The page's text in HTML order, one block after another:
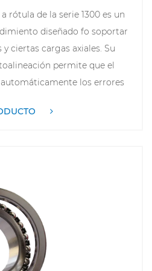
rótula de la serie 1300 es un
diseñado fo soportar
ciertas cargas axiales. Su
permite que el
los errores
la
equipo durante el
de rodamientos se usa
transmisiones, maquinaria
campos. Tiene una
y puede